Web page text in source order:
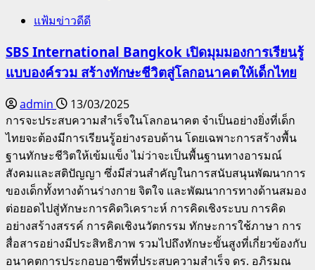
แฟ้มข่าวดีดี
SBS International Bangkok เปิดมุมมองการเรียนรู้
แบบองค์รวม สร้างทักษะชีวิตสู่โลกอนาคตให้เด็กไทย
admin
13/03/2025
การจะประสบความสำเร็จในโลกอนาคต จำเป็นอย่างยิ่งที่เด็ก
ไทยจะต้องมีการเรียนรู้อย่างรอบด้าน โดยเฉพาะการสร้างพื้น
ฐานทักษะชีวิตให้เข้มแข็ง ไม่ว่าจะเป็นพื้นฐานทางอารมณ์
สังคมและสติปัญญา ซึ่งมีส่วนสำคัญในการสนับสนุนพัฒนาการ
ของเด็กทั้งทางด้านร่างกาย จิตใจ และพัฒนาการทางด้านสมอง
ต่อยอดไปสู่ทักษะการคิดวิเคราะห์ การคิดเชิงระบบ การคิด
อย่างสร้างสรรค์ การคิดเชิงนวัตกรรม ทักษะการใช้ภาษา การ
สื่อสารอย่างมีประสิทธิภาพ รวมไปถึงทักษะขั้นสูงที่เกี่ยวข้องกับ
อนาคตการประกอบอาชีพที่ประสบความสำเร็จ ดร. อภิรมณ